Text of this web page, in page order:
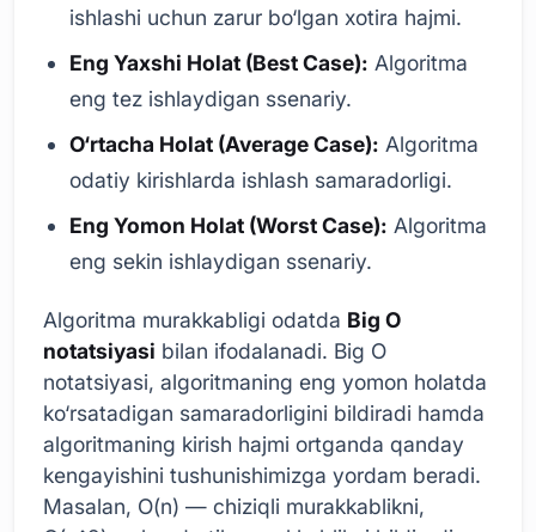
ishlashi uchun zarur bo‘lgan xotira hajmi.
Eng Yaxshi Holat (Best Case): Algoritma
eng tez ishlaydigan ssenariy.
O‘rtacha Holat (Average Case): Algoritma
odatiy kirishlarda ishlash samaradorligi.
Eng Yomon Holat (Worst Case): Algoritma
eng sekin ishlaydigan ssenariy.
Algoritma murakkabligi odatda Big O
notatsiyasi bilan ifodalanadi. Big O
notatsiyasi, algoritmaning eng yomon holatda
ko‘rsatadigan samaradorligini bildiradi hamda
algoritmaning kirish hajmi ortganda qanday
kengayishini tushunishimizga yordam beradi.
Masalan, O(n) — chiziqli murakkablikni,